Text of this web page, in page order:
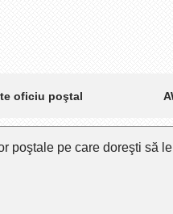
oficiu poştal
poştale pe care doreşti să